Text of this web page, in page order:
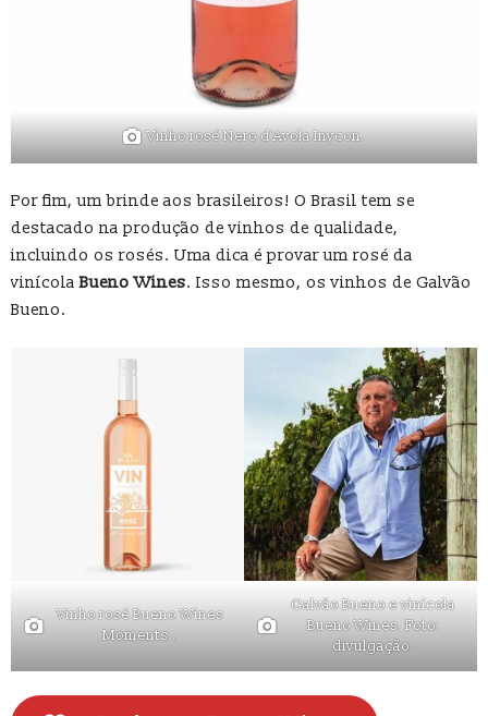
Vinho rosé Nero d’Avola Inycon.
Por fim, um brinde aos brasileiros! O Brasil tem se
destacado na produção de vinhos de qualidade,
incluindo os rosés. Uma dica é provar um rosé da
vinícolaBueno Wines. Isso mesmo, os vinhos de Galvão
Bueno.
Vinho rosé Bueno Wines
Moments..
Galvão Bueno e vinícola
Bueno Wines. Foto:
divulgação.